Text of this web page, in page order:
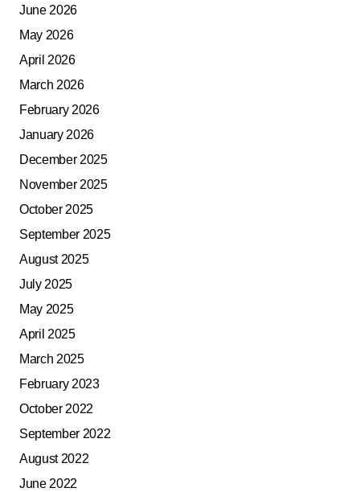
June 2026
May 2026
April 2026
March 2026
February 2026
January 2026
December 2025
November 2025
October 2025
September 2025
August 2025
July 2025
May 2025
April 2025
March 2025
February 2023
October 2022
September 2022
August 2022
June 2022